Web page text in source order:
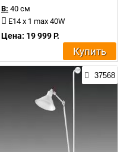
В: 40 см
E14 x 1 max 40W
Цена: 19 999 Р.
Купить
37568